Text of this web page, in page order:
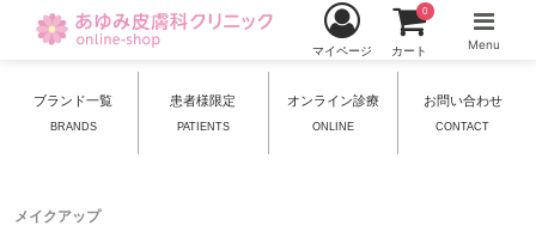
ブランド一覧
BRANDS
患者様限定
PATIENTS
オンライン診療
ONLINE
お問い合わせ
CONTACT
メイクアップ
マイページ カート
0
Menu